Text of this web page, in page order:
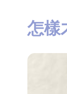
怎樣